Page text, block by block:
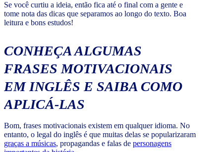
Se você curtiu a ideia, então fica até o final com a gente e
tome nota das dicas que separamos ao longo do texto. Boa
leitura e bons estudos!
CONHEÇA ALGUMAS
FRASES MOTIVACIONAIS
EM INGLÊS E SAIBA COMO
APLICÁ-LAS
Bom, frases motivacionais existem em qualquer idioma. No
entanto, o legal do inglês é que muitas delas se popularizaram
graças a músicas, propagandas e falas de personagens